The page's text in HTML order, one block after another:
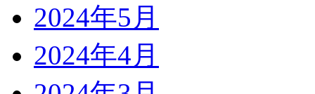
2024年5月
2024年4月